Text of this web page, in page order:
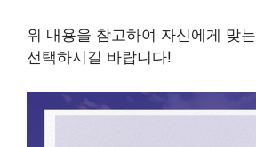
위 내용을 참고하여 자신에게 맞는
선택하시길 바랍니다!